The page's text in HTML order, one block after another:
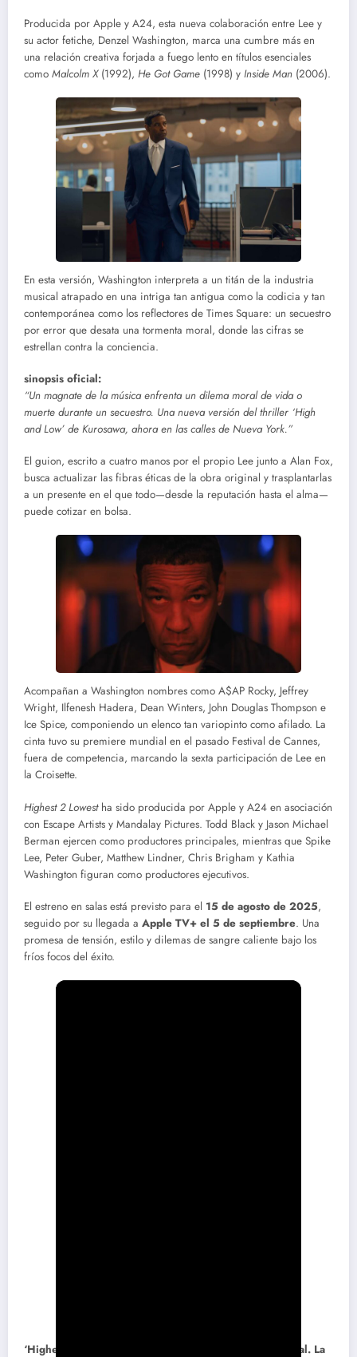
Producida por Apple y A24, esta nueva colaboración entre Lee y
su actor fetiche, Denzel Washington, marca una cumbre más en
una relación creativa forjada a fuego lento en títulos esenciales
como Malcolm X(1992), He Got Game (1998) y Inside Man (2006).
En esta versión, Washington interpreta a un titán de la industria
musical atrapado en una intriga tan antigua como la codicia y tan
contemporánea como los reflectores de Times Square: un secuestro
por error que desata una tormenta moral, donde las cifras se
estrellan contra la conciencia.
sinopsis oficial:
“Un magnate de la música enfrenta un dilema moral de vida o
muerte durante un secuestro. Una nueva versión del thriller ‘High
and Low’ de Kurosawa, ahora en las calles de Nueva York.”
El guion, escrito a cuatro manos por el propio Lee junto a Alan Fox,
busca actualizar las fibras éticas de la obra original y trasplantarlas
a un presente en el que todo—desde la reputación hasta el alma—
puede cotizar en bolsa.
Acompañan a Washington nombres como A$AP Rocky, Jeffrey
Wright, Ilfenesh Hadera, Dean Winters, John Douglas Thompson e
Ice Spice, componiendo un elenco tan variopinto como afilado. La
cinta tuvo su premiere mundial en el pasado Festival de Cannes,
fuera de competencia, marcando la sexta participación de Lee en
la Croisette.
Highest 2 Lowestha sido producida por Apple y A24 en asociación
con Escape Artists y Mandalay Pictures. Todd Black y Jason Michael
Berman ejercen como productores principales, mientras que Spike
Lee, Peter Guber, Matthew Lindner, Chris Brigham y Kathia
Washington figuran como productores ejecutivos.
El estreno en salas está previsto para el 15 de agosto de 2025,
seguido por su llegada a Apple TV+ el 5 de septiembre. Una
promesa de tensión, estilo y dilemas de sangre caliente bajo los
fríos focos del éxito.
‘Highest 2 Lowest’: Spike Lee frente al espejismo digital. La